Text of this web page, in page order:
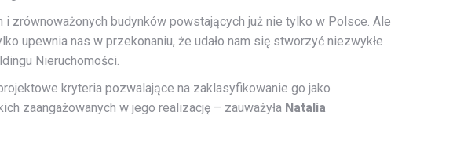
zrównoważonych budynków powstających już nie tylko w Polsce. Ale
upewnia nas w przekonaniu, że udało nam się stworzyć niezwykłe
Nieruchomości.
kryteria pozwalające na zaklasyfikowanie go jako
zaangażowanych w jego realizację – zauważyła Natalia